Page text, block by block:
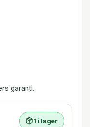
garanti.
1 i lager